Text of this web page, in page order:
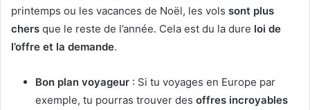
printemps ou les vacances de Noël, les vols sont plus
chers que le reste de l’année. Cela est du la dure loi de
l’offre et la demande.
Bon plan voyageur : Si tu voyages en Europe par
exemple, tu pourras trouver des offres incroyables